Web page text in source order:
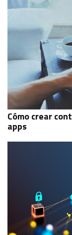
Cómo crear
apps